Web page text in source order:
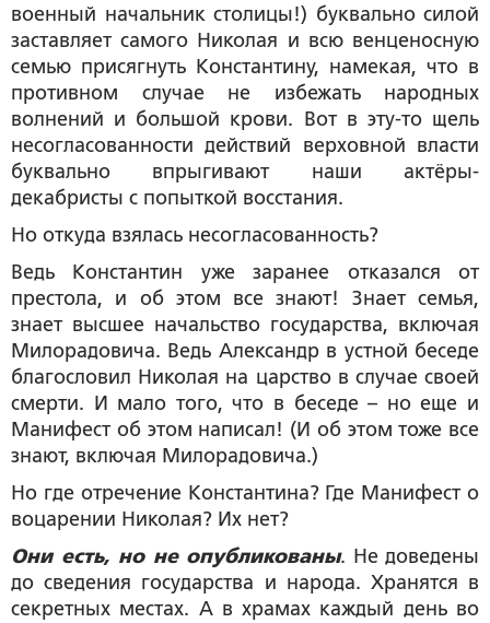
военный начальник столицы!) буквально силой
заставляет самого Николая и всю венценосную
семью присягнуть Константину, намекая, что в
противном случае не избежать народных
волнений и большой крови. Вот в эту-то щель
несогласованности действий верховной власти
буквально впрыгивают наши актёры-
декабристы с попыткой восстания.
Но откуда взялась несогласованность?
Ведь Константин уже заранее отказался от
престола, и об этом все знают! Знает семья,
знает высшее начальство государства, включая
Милорадовича. Ведь Александр в устной беседе
благословил Николая на царство в случае своей
смерти. И мало того, что в беседе – но еще и
Манифест об этом написал! (И об этом тоже все
знают, включая Милорадовича.)
Но где отречение Константина? Где Манифест о
воцарении Николая? Их нет?
Они есть, но не опубликованы. Не доведены
до сведения государства и народа. Хранятся в
секретных местах. А в храмах каждый день во